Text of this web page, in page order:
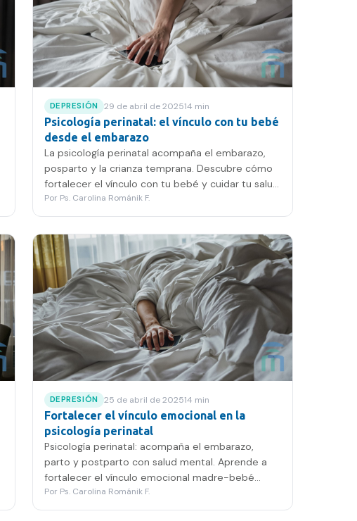
DEPRESIÓN 29 de abril de 202514 min
Psicología perinatal: el vínculo con tu bebé
desde el embarazo
La psicología perinatal acompaña el embarazo,
posparto y la crianza temprana. Descubre cómo
fortalecer el vínculo con tu bebé y cuidar tu salud
mental.
Por Ps. Carolina Románik F.
DEPRESIÓN 25 de abril de 202514 min
Fortalecer el vínculo emocional en la
psicología perinatal
Psicología perinatal: acompaña el embarazo,
parto y postparto con salud mental. Aprende a
fortalecer el vínculo emocional madre-bebé
desde el inicio.
Por Ps. Carolina Románik F.